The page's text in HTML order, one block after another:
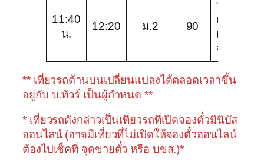
11:40
น.
12:20 ม.2 90
บริษัท
กาญจนบุ
เอ็กซ์เพรส
จำกัด
** เที่ยวรถด้านบนเปลี่ยนแปลงได้ตลอดเวลาขึ้น
อยู่กับ บ.ทัวร์ เป็นผู้กำหนด **
* เที่ยวรถดังกล่าวเป็นเที่ยวรถที่เปิดจองตั๋วมินิบัส
ออนไลน์ (อาจมีเที่ยวที่ไม่เปิดให้จองตั๋วออนไลน์
ต้องไปเช็คที่ จุดขายตั๋ว หรือ บขส.)*